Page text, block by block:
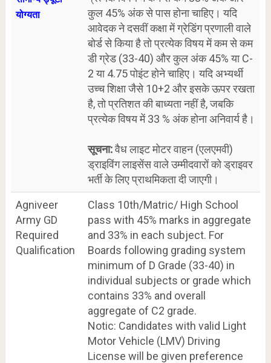
योग्यता
कुल 45% अंक से पास होना चाहिए। यदि
आवेदक ने दसवीं कक्षा में ग्रेडिंग प्रणाली वाले
बोर्ड से किया है तो प्रत्येक विषय में कम से कम
डी ग्रेड (33-40) और कुल अंक 45% या C-
2 या 4.75 पोइंट होने चाहिए। यदि अभ्यर्थी
उच्च शिक्षा जैसे 10+2 और इसके ऊपर रखता
है, तो प्रतिशत की बाध्यता नहीं है, जबकि
प्रत्येक विषय में 33 % अंक होना अनिवार्य है।
सूचना:वैध लाइट मोटर वाहन (एलएमवी)
ड्राइविंग लाइसेंस वाले उम्मीदवारों को ड्राइवर
भर्ती के लिए प्राथमिकता दी जाएगी।
Agniveer
Army GD
Required
Qualification
Class 10th/Matric/ High School
pass with 45% marks in aggregate
and 33% in each subject. For
Boards following grading system
minimum of D Grade (33-40) in
individual subjects or grade which
contains 33% and overall
aggregate of C2 grade.
Notic: Candidates with valid Light
Motor Vehicle (LMV) Driving
License will be given preference